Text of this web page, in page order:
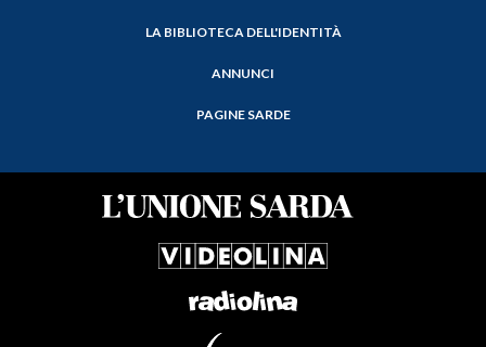
LA BIBLIOTECA DELL'IDENTITÀ
ANNUNCI
PAGINE SARDE